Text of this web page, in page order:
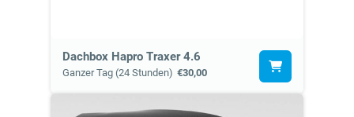
Dachbox Hapro Traxer 4.6
Ganzer Tag (24 Stunden) €30,00